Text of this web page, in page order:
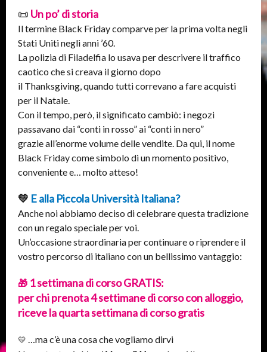
📜 Un po’ di storia
Il termine Black Friday comparve per la prima volta negli
Stati Uniti negli anni ’60.
La polizia di Filadelfia lo usava per descrivere il traffico
caotico che si creava il giorno dopo
il Thanksgiving, quando tutti correvano a fare acquisti
per il Natale.
Con il tempo, però, il significato cambiò: i negozi
passavano dai “conti in rosso” ai “conti in nero”
grazie all’enorme volume delle vendite. Da qui, il nome
Black Friday come simbolo di un momento positivo,
conveniente e… molto atteso!
💛 E alla Piccola Università Italiana?
Anche noi abbiamo deciso di celebrare questa tradizione
con un regalo speciale per voi.
Un’occasione straordinaria per continuare o riprendere il
vostro percorso di italiano con un bellissimo vantaggio:
🎁 1 settimana di corso GRATIS:
per chi prenota 4 settimane di corso con alloggio,
riceve la quarta settimana di corso gratis
💛 …ma c’è una cosa che vogliamo dirvi